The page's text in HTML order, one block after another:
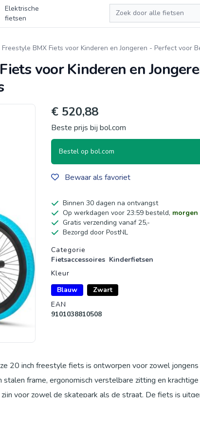
Elektrische
fietsen
Zoeken
BMX Fiets voor Kinderen en Jongeren - Perfect voor
voor Kinderen en
€ 520,88
Beste prijs bij bol.com
Bestel op bol.com
Bewaar als favoriet
Binnen 30 dagen na ontvangst
Op werkdagen voor 23:59 besteld,
Gratis verzending vanaf 25,-
Bezorgd door PostNL
Productgegevens
Categorie
Fietsaccessoires Kinderfietsen
Kleur
Blauw
Zwart
EAN
9101038810508
20 inch freestyle fiets is ontworpen voor zowel jongens
frame, ergonomisch verstelbare zitting en krachtige
voor zowel de skatepark als de straat. De fiets is
hanteren. De Crossea20K is voor 85% voorgemonteerd